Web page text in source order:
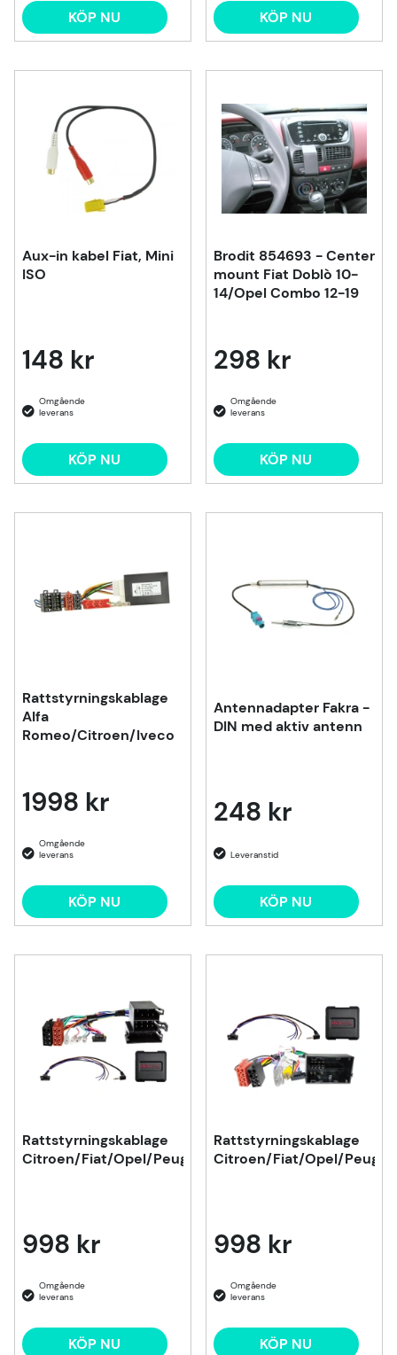
KÖP NU KÖP NU
Aux-in kabel Fiat, Mini
ISO
148 kr
KÖP NU
Brodit 854693 - Center
mount Fiat Doblò 10-
14/Opel Combo 12-19
298 kr
KÖP NU
Rattstyrningskablage
Alfa
Romeo/Citroen/Iveco
1998 kr
KÖP NU
Antennadapter Fakra -
DIN med aktiv antenn
248 kr
KÖP NU
Rattstyrningskablage
Citroen/Fiat/Opel/Peugeot
998 kr
KÖP NU
Rattstyrningskablage
Citroen/Fiat/Opel/
998 kr
KÖP NU